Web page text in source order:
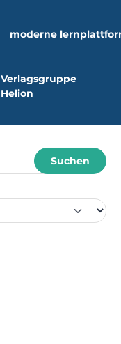
moderne
Verlagsgruppe
Helion
Suchen